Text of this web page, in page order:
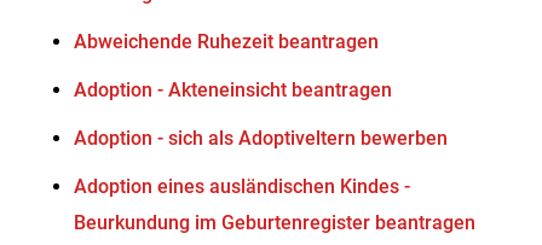
Abweichende Ruhezeit beantragen
Adoption - Akteneinsicht beantragen
Adoption - sich als Adoptiveltern bewerben
Adoption eines ausländischen Kindes -
Beurkundung im Geburtenregister beantragen